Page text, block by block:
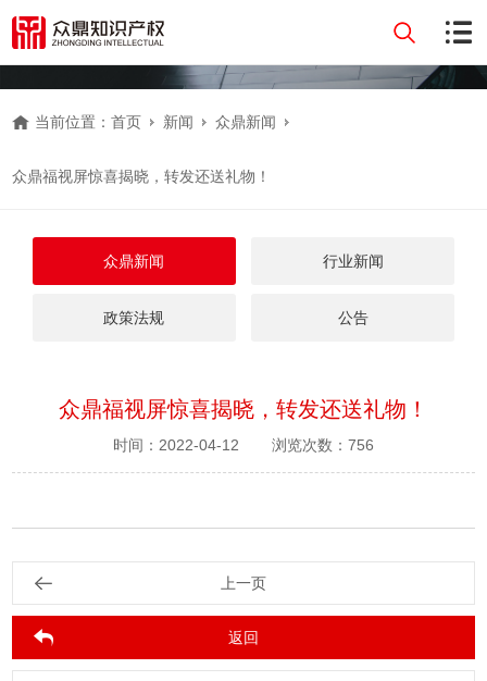
当前位置：首页 新闻 众鼎新闻
众鼎福视屏惊喜揭晓，转发还送礼物！
众鼎新闻 行业新闻
政策法规 公告
众鼎福视屏惊喜揭晓，转发还送礼物！
时间：2022-04-12 浏览次数：756
上一页
返回